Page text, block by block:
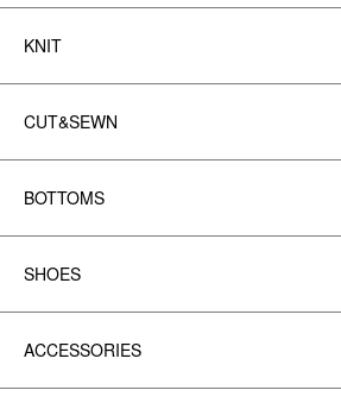
KNIT
CUT&SEWN
BOTTOMS
SHOES
ACCESSORIES